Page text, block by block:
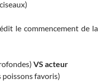
le commencement de la
VS acteur
poissons favoris)